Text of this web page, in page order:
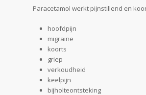
Paracetamol werkt pijnstillend en
hoofdpijn
migraine
koorts
griep
verkoudheid
keelpijn
bijholteontsteking